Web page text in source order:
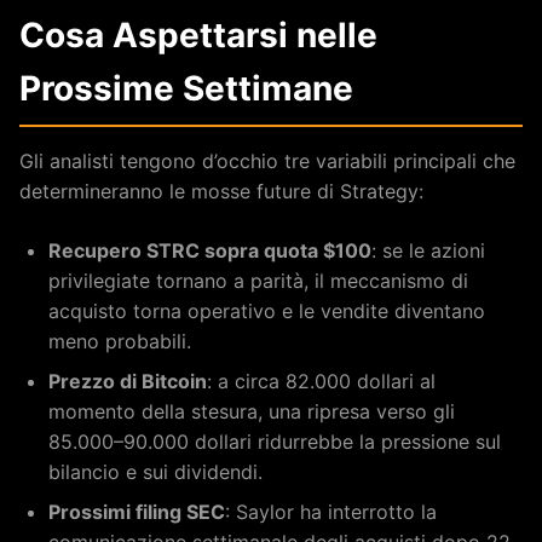
Cosa Aspettarsi nelle
Prossime Settimane
Gli analisti tengono d’occhio tre variabili principali che
determineranno le mosse future di Strategy:
Recupero STRC sopra quota $100: se le azioni
privilegiate tornano a parità, il meccanismo di
acquisto torna operativo e le vendite diventano
meno probabili.
Prezzo di Bitcoin: a circa 82.000 dollari al
momento della stesura, una ripresa verso gli
85.000–90.000 dollari ridurrebbe la pressione sul
bilancio e sui dividendi.
Prossimi filing SEC: Saylor ha interrotto la